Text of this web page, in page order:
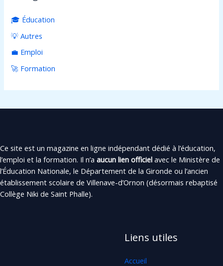
🎓 Éducation
💡 Autres
💼 Emploi
🚀 Formation
Ce site est un magazine en ligne indépendant dédié à l’éducation,
l’emploi et la formation. Il n’a aucun lien officiel avec le Ministère de
l’Éducation Nationale, le Département de la Gironde ou l’ancien
établissement scolaire de Villenave-d’Ornon (désormais rebaptisé
Collège Niki de Saint Phalle).
Liens utiles
Accueil